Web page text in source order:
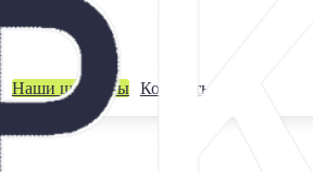
Наши шоурумы Контакты